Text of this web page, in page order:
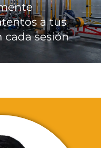
a tus
cada sesión